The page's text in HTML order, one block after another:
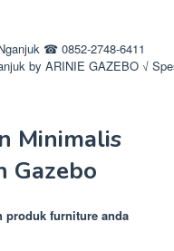
by ARINIE GAZEBO √
Minimalis
Gazebo
produk furniture anda